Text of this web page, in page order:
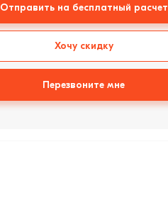
Отправить на бесплатный расчет
Хочу скидку
Перезвоните мне